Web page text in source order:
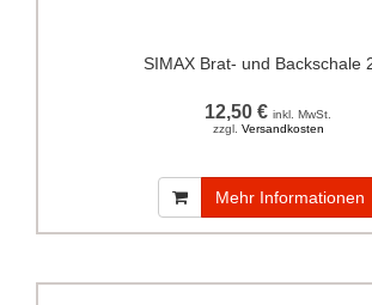
SIMAX Brat- und Backschale
12,50 € inkl. MwSt.
zzgl. Versandkosten
Mehr Informationen